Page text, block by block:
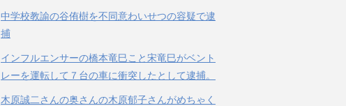
中学校教諭の谷侑樹を不同意わいせつの容疑で逮
捕
インフルエンサーの橋本竜巳こと宋竜巳がベント
レーを運転して７台の車に衝突したとして逮捕。
木原誠二さんの奥さんの木原郁子さんがめちゃく